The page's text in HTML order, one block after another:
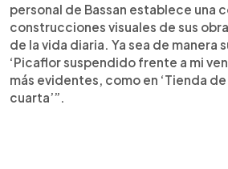
personal de Bassan establece una
construcciones visuales de sus
de la vida diaria. Ya sea de manera
‘Picaflor suspendido frente a mi
más evidentes, como en ‘Tienda
cuarta’”.